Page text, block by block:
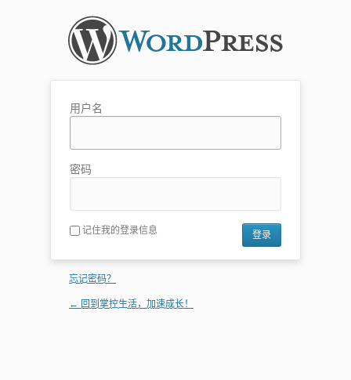
用户名
密码
记住我的登录信息
忘记密码？
← 回到掌控生活，加速成长！